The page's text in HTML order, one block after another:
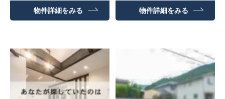
建物面積：99.18㎡
物件詳細をみる 物件詳細をみる